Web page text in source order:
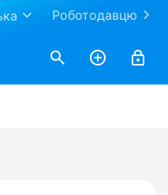
Роботодавцю